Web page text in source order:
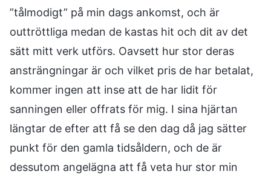
”tålmodigt” på min dags ankomst, och är
outtröttliga medan de kastas hit och dit av det
sätt mitt verk utförs. Oavsett hur stor deras
ansträngningar är och vilket pris de har betalat,
kommer ingen att inse att de har lidit för
sanningen eller offrats för mig. I sina hjärtan
längtar de efter att få se den dag då jag sätter
punkt för den gamla tidsåldern, och de är
dessutom angelägna att få veta hur stor min